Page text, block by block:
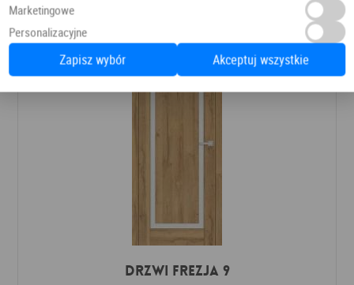
DRZWI FREZJA 9
Marketingowe
Personalizacyjne
Zapisz wybór Akceptuj wszystkie